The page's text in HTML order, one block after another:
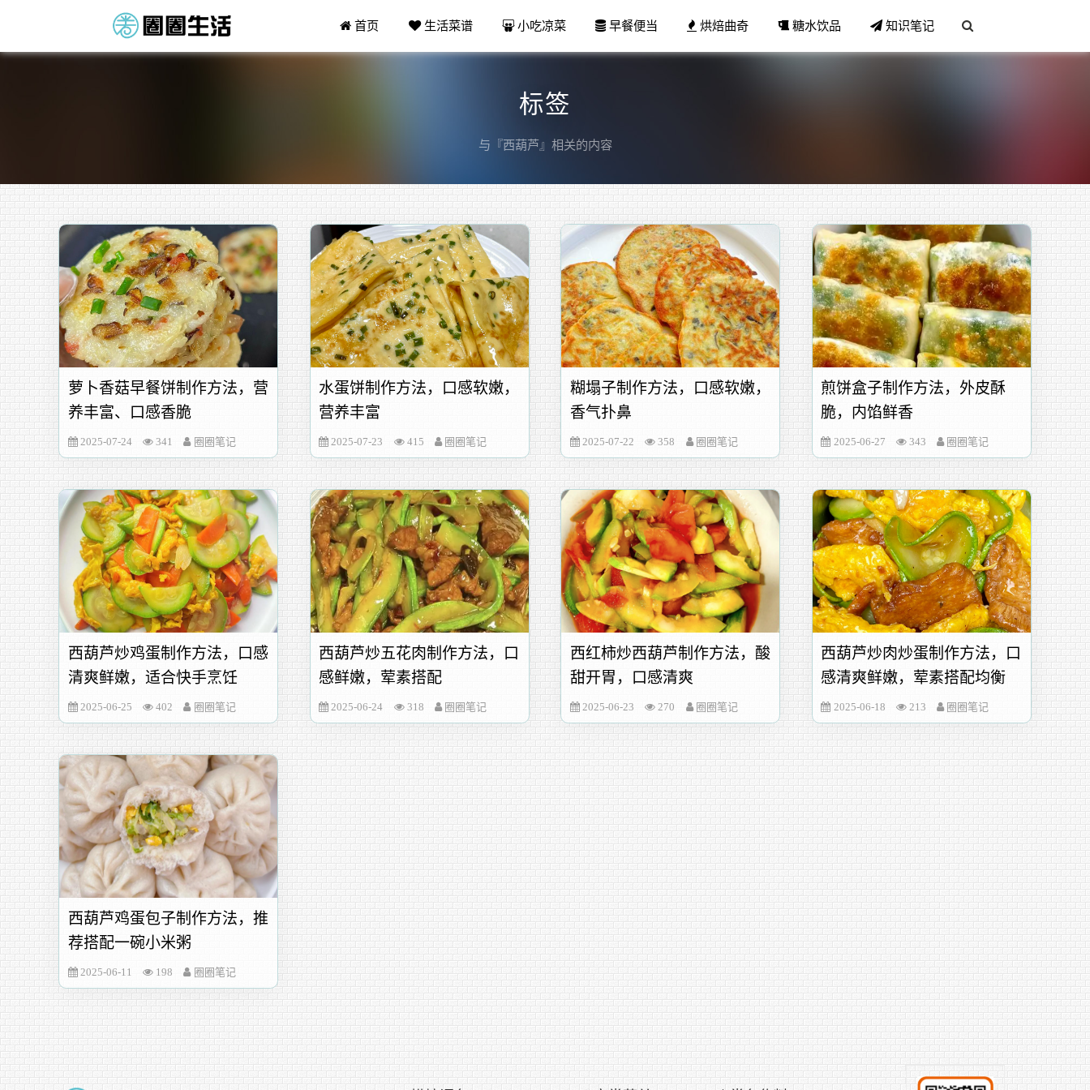
首页 生活菜谱 小吃凉菜 早餐便当 烘焙曲奇 糖水饮品 知识笔记
标签
与『西葫芦』相关的内容
萝卜香菇早餐饼制作方法，营
养丰富、口感香脆
2025-07-24 341 圈圈笔记
水蛋饼制作方法，口感软嫩，
营养丰富
2025-07-23 415 圈圈笔记
糊塌子制作方法，口感软嫩，
香气扑鼻
2025-07-22 358 圈圈笔记
煎饼盒子制作方法，外皮酥
脆，内馅鲜香
2025-06-27 343 圈圈笔记
西葫芦炒鸡蛋制作方法，口感
清爽鲜嫩，适合快手烹饪
2025-06-25 402 圈圈笔记
西葫芦炒五花肉制作方法，口
感鲜嫩，荤素搭配
2025-06-24 318 圈圈笔记
西红柿炒西葫芦制作方法，酸
甜开胃，口感清爽
2025-06-23 270 圈圈笔记
西葫芦炒肉炒蛋制作方法，口
感清爽鲜嫩，荤素搭配均衡
2025-06-18 213 圈圈笔记
西葫芦鸡蛋包子制作方法，推
荐搭配一碗小米粥
2025-06-11 198 圈圈笔记